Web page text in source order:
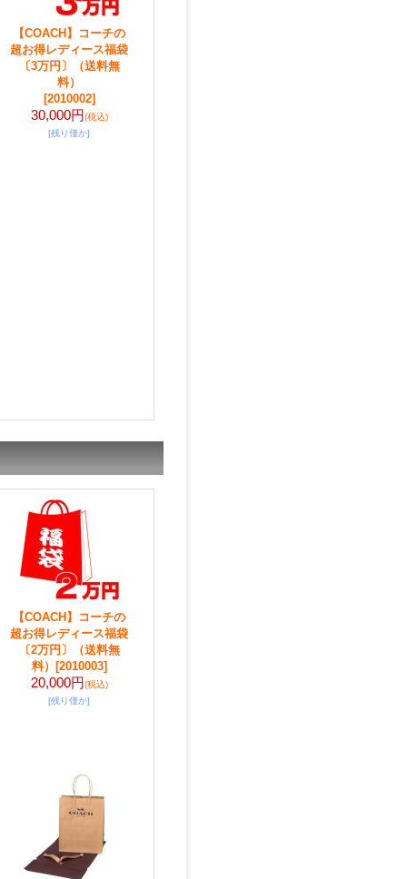
【COACH】コーチの
超お得レディース福袋
〔3万円〕（送料無
料）
[2010002]
30,000円(税込)
[残り僅か]
【COACH】コーチの
超お得レディース福袋
〔2万円〕（送料無
料）
[2010003]
20,000円(税込)
[残り僅か]